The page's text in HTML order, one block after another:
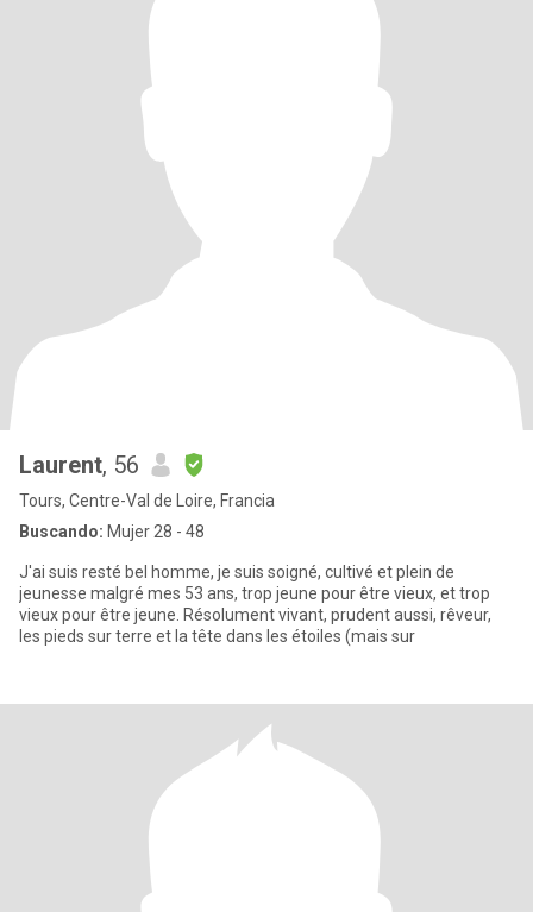
Laurent, 56
Tours, Centre-Val de Loire, Francia
Buscando: Mujer 28 - 48
J'ai suis resté bel homme, je suis soigné, cultivé et plein de
jeunesse malgré mes 53 ans, trop jeune pour être vieux, et trop
vieux pour être jeune. Résolument vivant, prudent aussi, rêveur,
les pieds sur terre et la tête dans les étoiles (mais sur